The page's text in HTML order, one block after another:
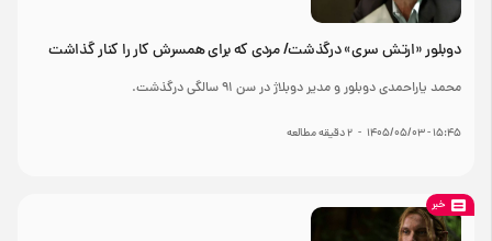
دوبلور «ارتش سری» درگذشت/ مردی که برای همسرش کار را کنار گذاشت
محمد یاراحمدی دوبلور و مدیر دوبلاژ در سن ۹۱ سالگی درگذشت.
۱۵:۴۵ - ۱۴۰۵/۰۵/۰۳ - ۲دقیقه مطالعه
خبر